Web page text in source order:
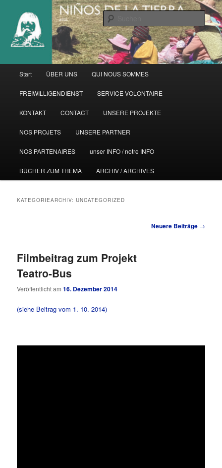
primären
Inhalt
springen
sekundären
Inhalt
springen
Start ÜBER UNS QUI NOUS SOMMES
FREIWILLIGENDIENST SERVICE VOLONTAIRE
KONTAKT CONTACT UNSERE PROJEKTE
NOS PROJETS UNSERE PARTNER
NOS PARTENAIRES unser INFO / notre INFO
BÜCHER ZUM THEMA ARCHIV / ARCHIVES
KATEGORIEARCHIV:UNCATEGORIZED
Neuere Beiträge →
Filmbeitrag zum Projekt
Teatro-Bus
Veröffentlicht am16. Dezember 2014
(siehe Beitrag vom 1. 10. 2014)